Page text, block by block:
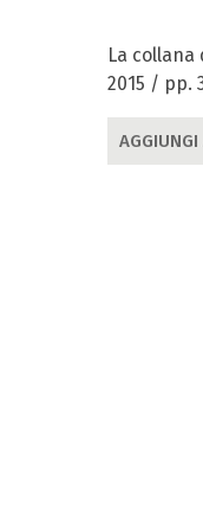
La collana
2015 / pp.
AGGIUNGI